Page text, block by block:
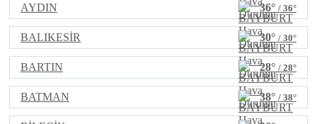
AYDIN 36° / 36°
BALIKESİR 30° / 30°
BARTIN 28° / 28°
BATMAN 38° / 38°